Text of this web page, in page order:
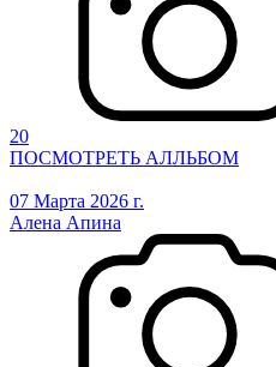
20
ПОСМОТРЕТЬ АЛЛЬБОМ
07 Марта 2026 г.
Алена Апина